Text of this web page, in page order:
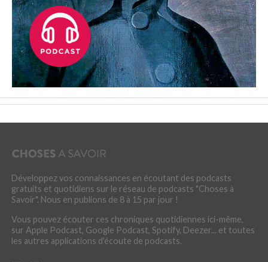
Développez vos connaissances en écoutant des podcasts
gratuits et quotidiens sur le réseau de podcasts "Choses à
Savoir". Nous en publions de 8 à 15 par jour !
Vous pouvez écouter ces chroniques quotidiennes ici-même,
sur Apple Podcast, Google Podcast, Spotify, Deezer... et toutes
les autres applications d'écoute de podcasts.